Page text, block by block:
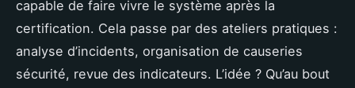
capable de faire vivre le système après la
certification. Cela passe par des ateliers pratiques :
analyse d’incidents, organisation de causeries
sécurité, revue des indicateurs. L’idée ? Qu’au bout